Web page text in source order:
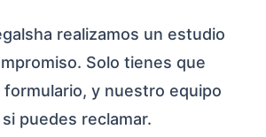
realizamos un estudio
Solo tienes que
y nuestro equipo
puedes reclamar.